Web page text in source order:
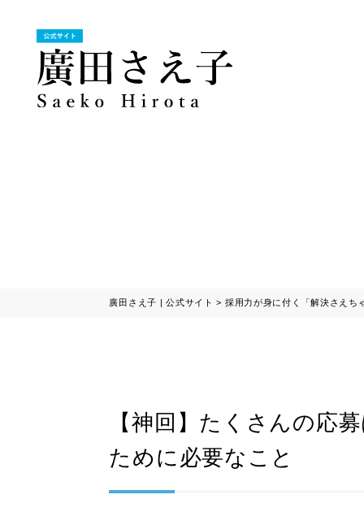
廣田さえ子 | 公式サイト > 採用力が身に付く「解決さえち
【神回】たくさんの応
ために必要なこと